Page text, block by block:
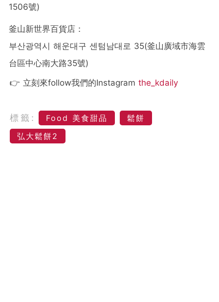
1506號)
釜山新世界百貨店：
부산광역시 해운대구 센텀남대로 35(釜山廣域市海雲
台區中心南大路35號)
👉 立刻來follow我們的Instagram the_kdaily
標籤: Food 美食甜品
鬆餅
弘大鬆餅2